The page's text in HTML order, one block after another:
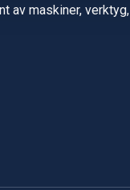
av maskiner,